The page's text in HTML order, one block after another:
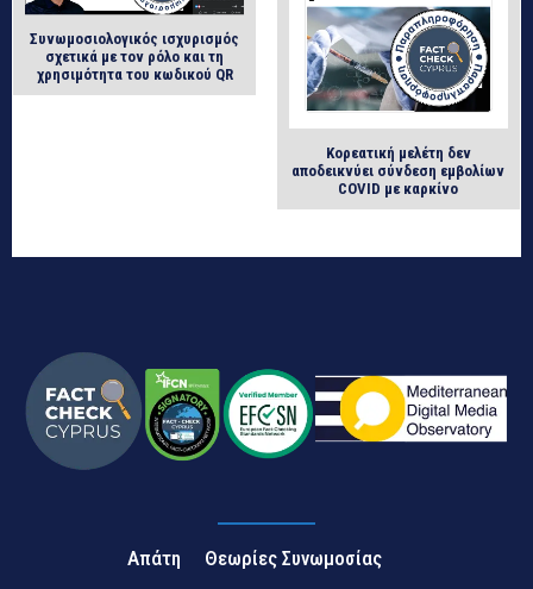
Συνωμοσιολογικός ισχυρισμός
σχετικά με τον ρόλο και τη
χρησιμότητα του κωδικού QR
Κορεατική μελέτη δεν
αποδεικνύει σύνδεση εμβολίων
COVID με καρκίνο
Απάτη
Θεωρίες Συνωμοσίας